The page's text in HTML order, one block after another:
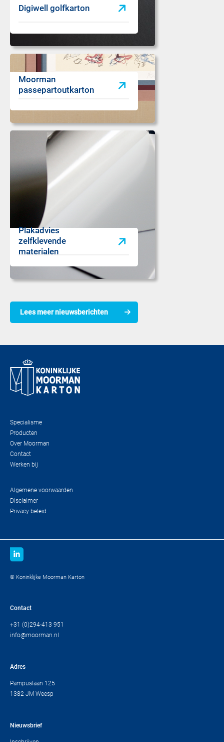
Digiwell golfkarton
Moorman
passepartoutkarton
Plakadvies
zelfklevende
materialen
Lees meer nieuwsberichten
Specialisme
Producten
Over Moorman
Contact
Werken bij
Algemene voorwaarden
Disclaimer
Privacy beleid
© Koninklijke Moorman Karton
Contact
+31 (0)294-413 951
info@moorman.nl
Adres
Pampuslaan 125
1382 JM Weesp
Nieuwsbrief